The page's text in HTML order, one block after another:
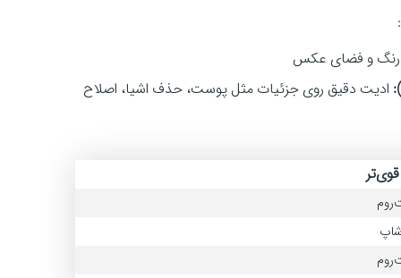
رنگ و فضای عکس
ادیت دقیق روی جزئیات مثل پوست، حذف اشیا، اصلاح
قوی‌تر